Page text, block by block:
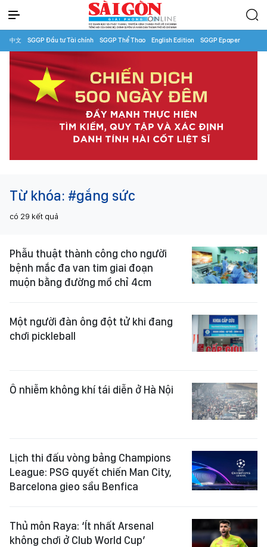
中文 SGGP Đầu tư Tài chính SGGP Thể Thao English Edition SGGP Epaper
Từ khóa: #gắng sức
có 29 kết quả
Phẫu thuật thành công cho người
bệnh mắc đa van tim giai đoạn
muộn bằng đường mổ chỉ 4cm
Một người đàn ông đột tử khi đang
chơi pickleball
Ô nhiễm không khí tái diễn ở Hà Nội
Lịch thi đấu vòng bảng Champions
League: PSG quyết chiến Man City,
Barcelona gieo sầu Benfica
Thủ môn Raya: ‘Ít nhất Arsenal
không chơi ở Club World Cup’